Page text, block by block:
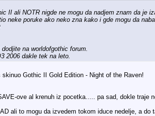
II ali NOTR nigde ne mogu da nadjem znam da
neke poruke ako neko zna kako i gde mogu da
na worldofgothic forum.
2006 dakle tek na leto.
Gothic II Gold Edition - Night of the Raven!
ove al krenuh iz pocetka..... pa sad, dokle traje
ali to mogu da izvedem tokom iduce nedelje, a do